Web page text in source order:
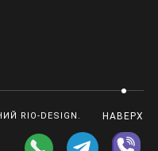
RIO-DESIGN. НАВЕРХ